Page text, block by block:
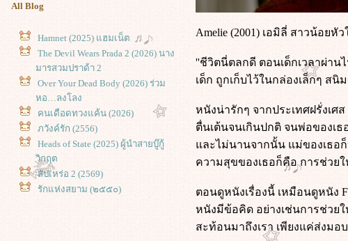
All Blog
Hamnet (2025) แฮมเน็ต
The Devil Wears Prada 2 (2026) นาง
มารสวมปราด้า 2
Over Your Dead Body (2026) ร่วม
หอ…ลงโลง
คนเดือดทวงแค้น (2026)
ภวังค์รัก (2556)
Heads of State (2025) ผู้นำสายบู๊กู้
วิกฤต
สัปเหร่อ 2 (2569)
รักแห่งสยาม (๒๕๕๐)
Amelie (2001) เอมิลี่ สาวน้อยหั
''ชีวิตนี่ตลกดี ตอนเด็กเวลาผ่าน
เด็ก ถูกเก็บไว้ในกล่องเล็กๆ สนิ
หนังน่ารักๆ จากประเทศฝรั่งเศ
ตื่นเต้นจนเกินปกติ จนพ่อของเ
ละไม่นานจากนั้น แม่ของเธอก็
ความสุขของเธอก็คือ การช่วย
ตอนดูหนังเรื่องนี้ เหมือนดูหนัง
หนังมีข้อคิด อย่างเช่นการช่วย
สะท้อนมาถึงเรา เพียงแค่ส่งม